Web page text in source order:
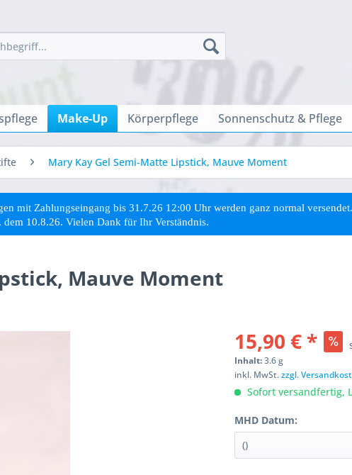
Make-Up Körperpflege Sonnenschutz & Pflege
Mary Kay Gel Semi-Matte Lipstick, Mauve Moment
mit Zahlungseingang bis 31.7.26 12:00 Uhr werden ganz normal
10.8.26. Vielen Dank für Ihr Verständnis.
Mauve Moment
15,90 € *
Inhalt:3.6 g
inkl. MwSt.zzgl.
Sofort versandfertig,
MHD Datum: